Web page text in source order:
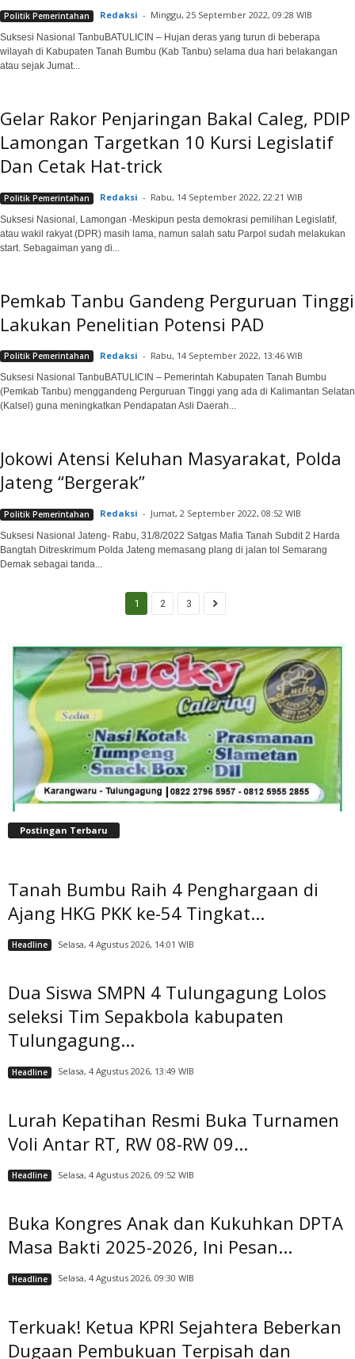
Politik Pemerintahan Redaksi - Minggu, 25 September 2022, 09:28 WIB
Suksesi Nasional TanbuBATULICIN – Hujan deras yang turun di beberapa
wilayah di Kabupaten Tanah Bumbu (Kab Tanbu) selama dua hari belakangan
atau sejak Jumat...
Gelar Rakor Penjaringan Bakal Caleg, PDIP
Lamongan Targetkan 10 Kursi Legislatif
Dan Cetak Hat-trick
Politik Pemerintahan Redaksi - Rabu, 14 September 2022, 22:21 WIB
Suksesi Nasional, Lamongan -Meskipun pesta demokrasi pemilihan Legislatif,
atau wakil rakyat (DPR) masih lama, namun salah satu Parpol sudah melakukan
start. Sebagaiman yang di...
Pemkab Tanbu Gandeng Perguruan Tinggi
Lakukan Penelitian Potensi PAD
Politik Pemerintahan Redaksi - Rabu, 14 September 2022, 13:46 WIB
Suksesi Nasional TanbuBATULICIN – Pemerintah Kabupaten Tanah Bumbu
(Pemkab Tanbu) menggandeng Perguruan Tinggi yang ada di Kalimantan Selatan
(Kalsel) guna meningkatkan Pendapatan Asli Daerah...
Jokowi Atensi Keluhan Masyarakat, Polda
Jateng “Bergerak”
Politik Pemerintahan Redaksi - Jumat, 2 September 2022, 08:52 WIB
Suksesi Nasional Jateng- Rabu, 31/8/2022 Satgas Mafia Tanah Subdit 2 Harda
Bangtah Ditreskrimum Polda Jateng memasang plang di jalan tol Semarang
Demak sebagai tanda...
1 2 3
Postingan Terbaru
Tanah Bumbu Raih 4 Penghargaan di
Ajang HKG PKK ke-54 Tingkat...
Headline Selasa, 4 Agustus 2026, 14:01 WIB
Dua Siswa SMPN 4 Tulungagung Lolos
seleksi Tim Sepakbola kabupaten
Tulungagung...
Headline Selasa, 4 Agustus 2026, 13:49 WIB
Lurah Kepatihan Resmi Buka Turnamen
Voli Antar RT, RW 08-RW 09...
Headline Selasa, 4 Agustus 2026, 09:52 WIB
Buka Kongres Anak dan Kukuhkan DPTA
Masa Bakti 2025-2026, Ini Pesan...
Headline Selasa, 4 Agustus 2026, 09:30 WIB
Terkuak! Ketua KPRI Sejahtera Beberkan
Dugaan Pembukuan Terpisah dan